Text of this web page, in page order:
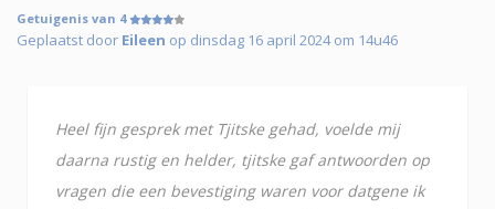
Getuigenis van 4
Geplaatst door Eileen op dinsdag 16 april 2024 om 14u46
Heel fijn gesprek met Tjitske gehad, voelde mij
daarna rustig en helder, tjitske gaf antwoorden op
vragen die een bevestiging waren voor datgene ik